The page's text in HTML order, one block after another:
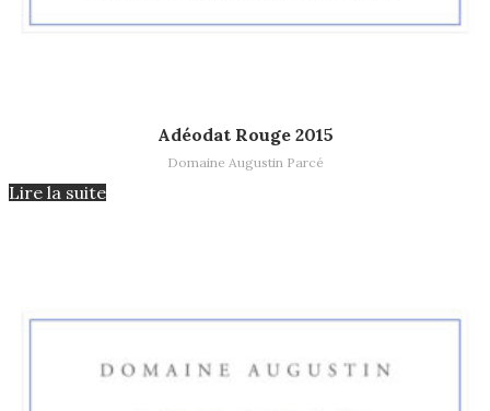
Adéodat Rouge 2015
Domaine Augustin Parcé
Lire la suite